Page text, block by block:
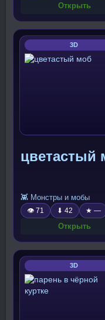
Открыть
3D
цветастый
👾 Монстры и мобы
👁 71 ⬇ 42 ★ —
Открыть
3D